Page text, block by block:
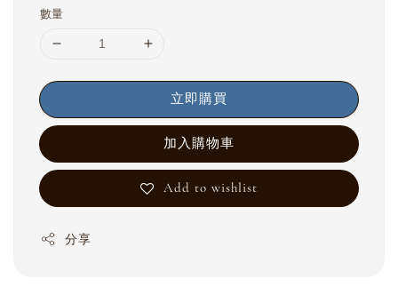
數量
立即購買
加入購物車
Add to wishlist
分享